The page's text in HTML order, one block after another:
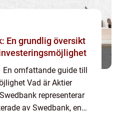
En grundlig översikt
En omfattande guide till
Vad är Aktier
representerar
av Swedbank, en